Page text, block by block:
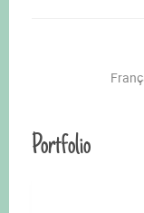
Portfolio